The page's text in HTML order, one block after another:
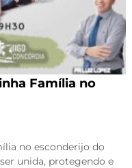
Família no
no esconderijo do
unida, protegendo e